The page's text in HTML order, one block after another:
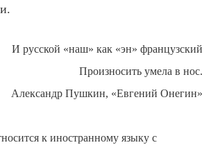
И русской «наш» как «эн» французский
Произносить умела в нос.
Александр Пушкин, «Евгений Онегин»
к иностранному языку с